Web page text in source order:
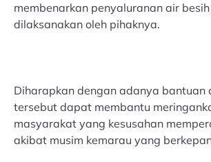
membenarkan penyaluranan air
dilaksanakan oleh pihaknya.
Diharapkan dengan adanya bantuan
tersebut dapat membantu
masyarakat yang kesusahan
akibat musim kemarau yang